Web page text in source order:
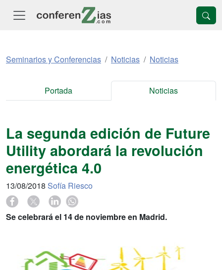
Seminarios y Conferencias Noticias Noticias
Portada Noticias
La segunda edición de Future
Utility abordará la revolución
energética 4.0
13/08/2018 Sofía Riesco
Se celebrará el 14 de noviembre en Madrid.